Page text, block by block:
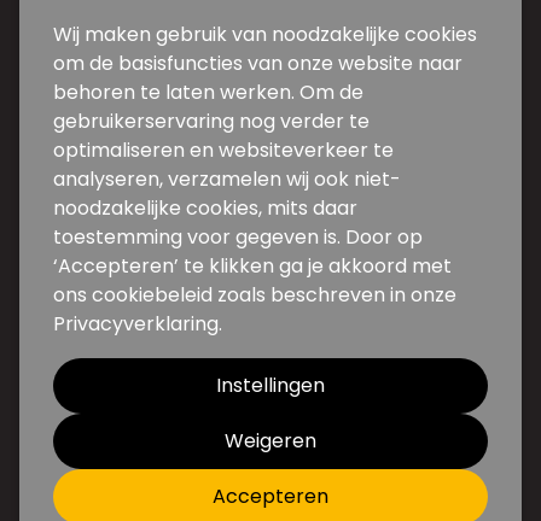
Contact
Weg en Bos 5d-5e
2661 DG Bergschenhoek
010 31 34 600
info@backwire.nl
Volg ons
Privacy Algemene Voorwaarden
Wij maken gebruik van noodzakelijke cookies
om de basisfuncties van onze website naar
behoren te laten werken. Om de
gebruikerservaring nog verder te
optimaliseren en websiteverkeer te
analyseren, verzamelen wij ook niet-
noodzakelijke cookies, mits daar
toestemming voor gegeven is. Door op
‘Accepteren’ te klikken ga je akkoord met
ons cookiebeleid zoals beschreven in onze
Privacyverklaring.
Instellingen
Weigeren
Accepteren